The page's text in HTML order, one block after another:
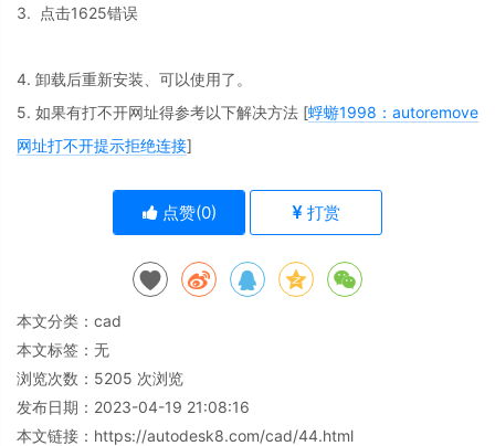
3. 点击1625错误
4. 卸载后重新安装、可以使用了。
5. 如果有打不开网址得参考以下解决方法 [蜉蝣1998：autoremove
网址打不开提示拒绝连接]
点赞(0) 打赏
本文分类： cad
本文标签：无
浏览次数： 5205 次浏览
发布日期：2023-04-19 21:08:16
本文链接： https://autodesk8.com/cad/44.html